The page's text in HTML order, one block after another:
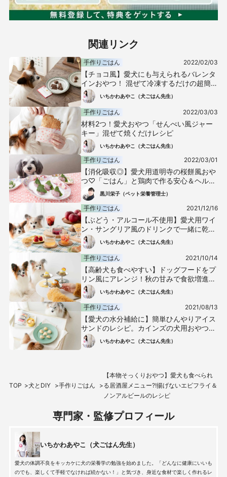
関連リンク
手作りごはん 2022/02/03
【チョコ風】愛犬にも与えられるバレンタ
インおやつ！ 混ぜて冷凍するだけの超簡単
なキャロブパウダーを使ったレシピ
いちかわあやこ（犬ごはん先生）
手作りごはん 2022/03/03
材料2つ！愛犬おやつ「せんべい風ジャー
キー」混ぜて焼くだけレシピ
いちかわあやこ（犬ごはん先生）
手作りごはん 2022/03/01
【消化吸収◎】愛犬用道明寺の桜餅風おや
つ♡「ごはん」と鶏肉で作る安心＆ヘルシ
ーレシピ黒川栄子（ペット栄養管理士）
手作りごはん 2021/12/16
【ぶどう・アルコール不使用】愛犬用ワイ
ン・サングリア風のドリンクで一緒に乾
杯！秋冬の水分不足にも◎
いちかわあやこ（犬ごはん先生）
手作りごはん 2021/10/14
【高齢犬も食べやすい】ドッグフードをプ
リン風にアレンジ！秋の甘みで食欲増進〜
おいも＆かぼちゃトッピング〜
いちかわあやこ（犬ごはん先生）
手作りごはん 2021/08/13
【愛犬の水分補給に】簡単ひんやりアイス
サンドのレシピ。カインズの犬用おやつで
サッと手作り！
いちかわあやこ（犬ごはん先生）
TOP 犬とDIY 手作りごはん
【本物そっくりおやつ】愛犬も食べられ
る居酒屋メニュー⁈揚げないエビフライ＆
ノンアルビールのレシピ
専門家・監修プロフィール
いちかわあやこ（犬ごはん先生）
愛犬の体調不良をキッカケに犬の栄養学の勉強を始めました。「どんなに健康にいいも
のでも、楽しくて手軽でなければ続かない！」と気づき、身近な食材で楽しく作れるレ